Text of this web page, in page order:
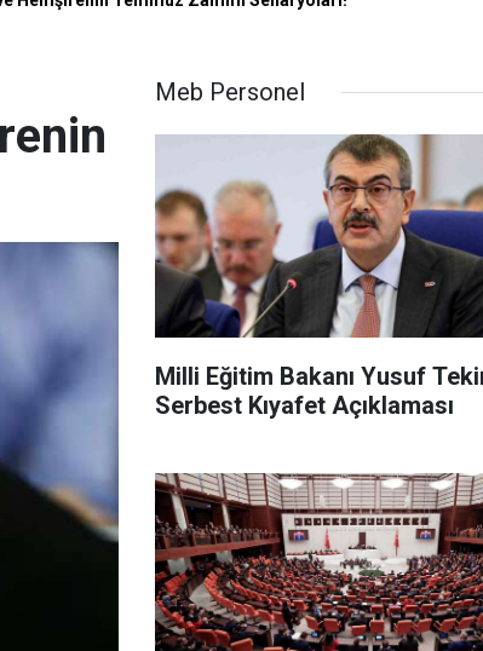
Meb Personel
Milli Eğitim Bakanı Yusuf
Serbest Kıyafet Açıklaması